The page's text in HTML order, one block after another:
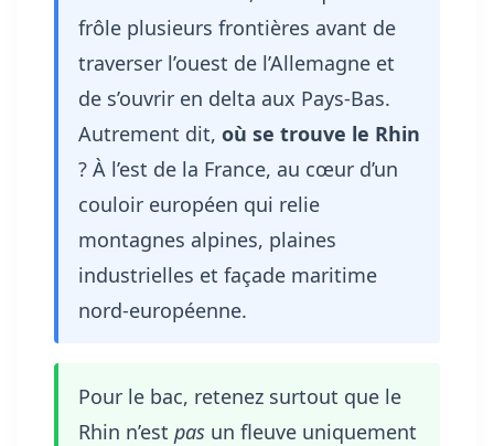
frôle plusieurs frontières avant de
traverser l’ouest de l’Allemagne et
de s’ouvrir en delta aux Pays-Bas.
Autrement dit, où se trouve le Rhin
? À l’est de la France, au cœur d’un
couloir européen qui relie
montagnes alpines, plaines
industrielles et façade maritime
nord-européenne.
Pour le bac, retenez surtout que le
Rhin n’est pas un fleuve uniquement